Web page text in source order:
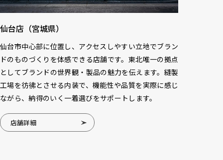
仙台店（宮城県）
仙台市中心部に位置し、アクセスしやすい立地でブラン
ドのものづくりを体感できる店舗です。東北唯一の拠点
としてブランドの世界観・製品の魅力を伝えます。縫製
工場を彷彿とさせる内装で、機能性や品質を実際に感じ
ながら、納得のいく一着選びをサポートします。
店舗詳細